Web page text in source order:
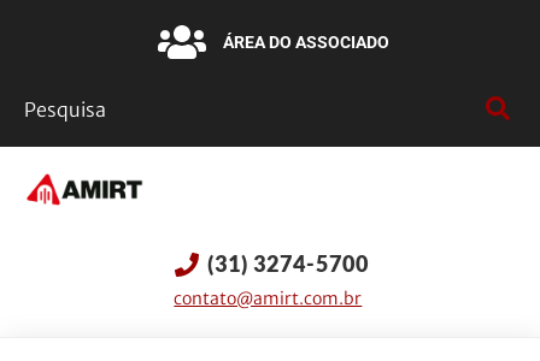
ÁREA DO ASSOCIADO
(31) 3274-5700
contato@amirt.com.br